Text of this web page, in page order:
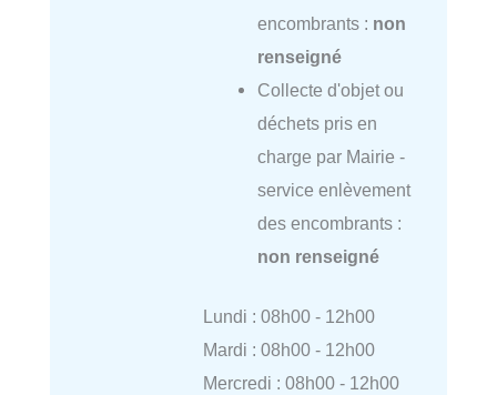
encombrants : non
renseigné
Collecte d'objet ou
déchets pris en
charge par Mairie -
service enlèvement
des encombrants :
non renseigné
Lundi : 08h00 - 12h00
Mardi : 08h00 - 12h00
Mercredi : 08h00 - 12h00